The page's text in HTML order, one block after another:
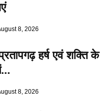
8, 2026
हर्ष एवं शक्ति के
8, 2026